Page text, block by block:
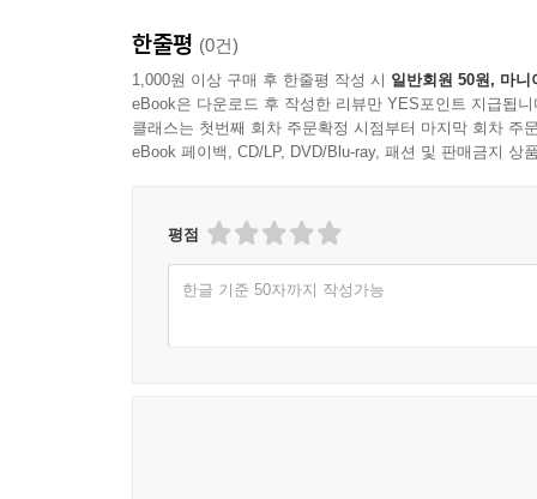
한줄평 (0건)
1,000원 이상 구매 후 한줄평 작성 시 일반회원 50원, 마니
eBook은 다운로드 후 작성한 리뷰만 YES포인트 지급됩니
클래스는 첫번째 회차 주문확정 시점부터 마지막 회차 주
eBook 페이백, CD/LP, DVD/Blu-ray, 패션 및 판매금지 상
평점
한글 기준 50자까지 작성가능